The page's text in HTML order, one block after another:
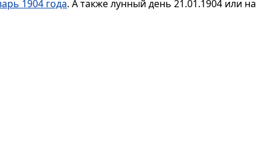
1904 года. А также лунный день 21.01.1904 или